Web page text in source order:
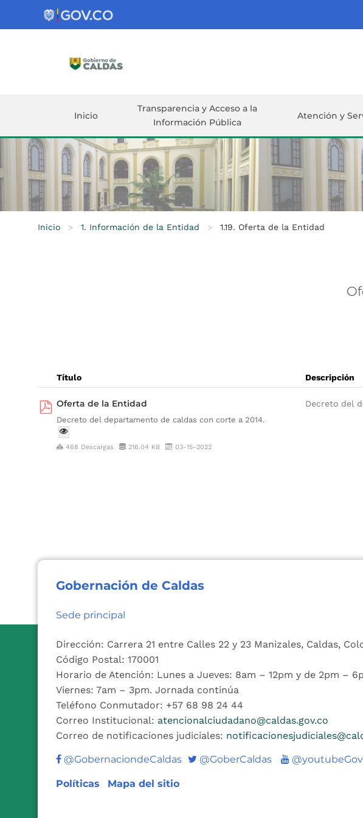
Gobernación
Inicio
Transparencia y Acceso a la
Información Pública
Atención y
Inicio > 1. Información de la Entidad > 1.19. Oferta de la Entidad
Título Descripción
Oferta de la Entidad
Decreto del departamento de caldas con corte a 2014.
468 Descargas 216.04 KB 03-15-2022
Decreto del
Gobernación de Caldas
Sede principal
Dirección: Carrera 21 entre Calles 22 y 23 Manizales, Caldas,
Código Postal: 170001
Horario de Atención: Lunes a Jueves: 8am – 12pm y de 2pm –
Viernes: 7am – 3pm. Jornada continúa
Teléfono Conmutador: +57 68 98 24 44
Correo Institucional: atencionalciudadano@caldas.gov.co
Correo de notificaciones judiciales:
@GobernaciondeCaldas Twitter
@GoberCaldas Youtube
Políticas Mapa del sitio